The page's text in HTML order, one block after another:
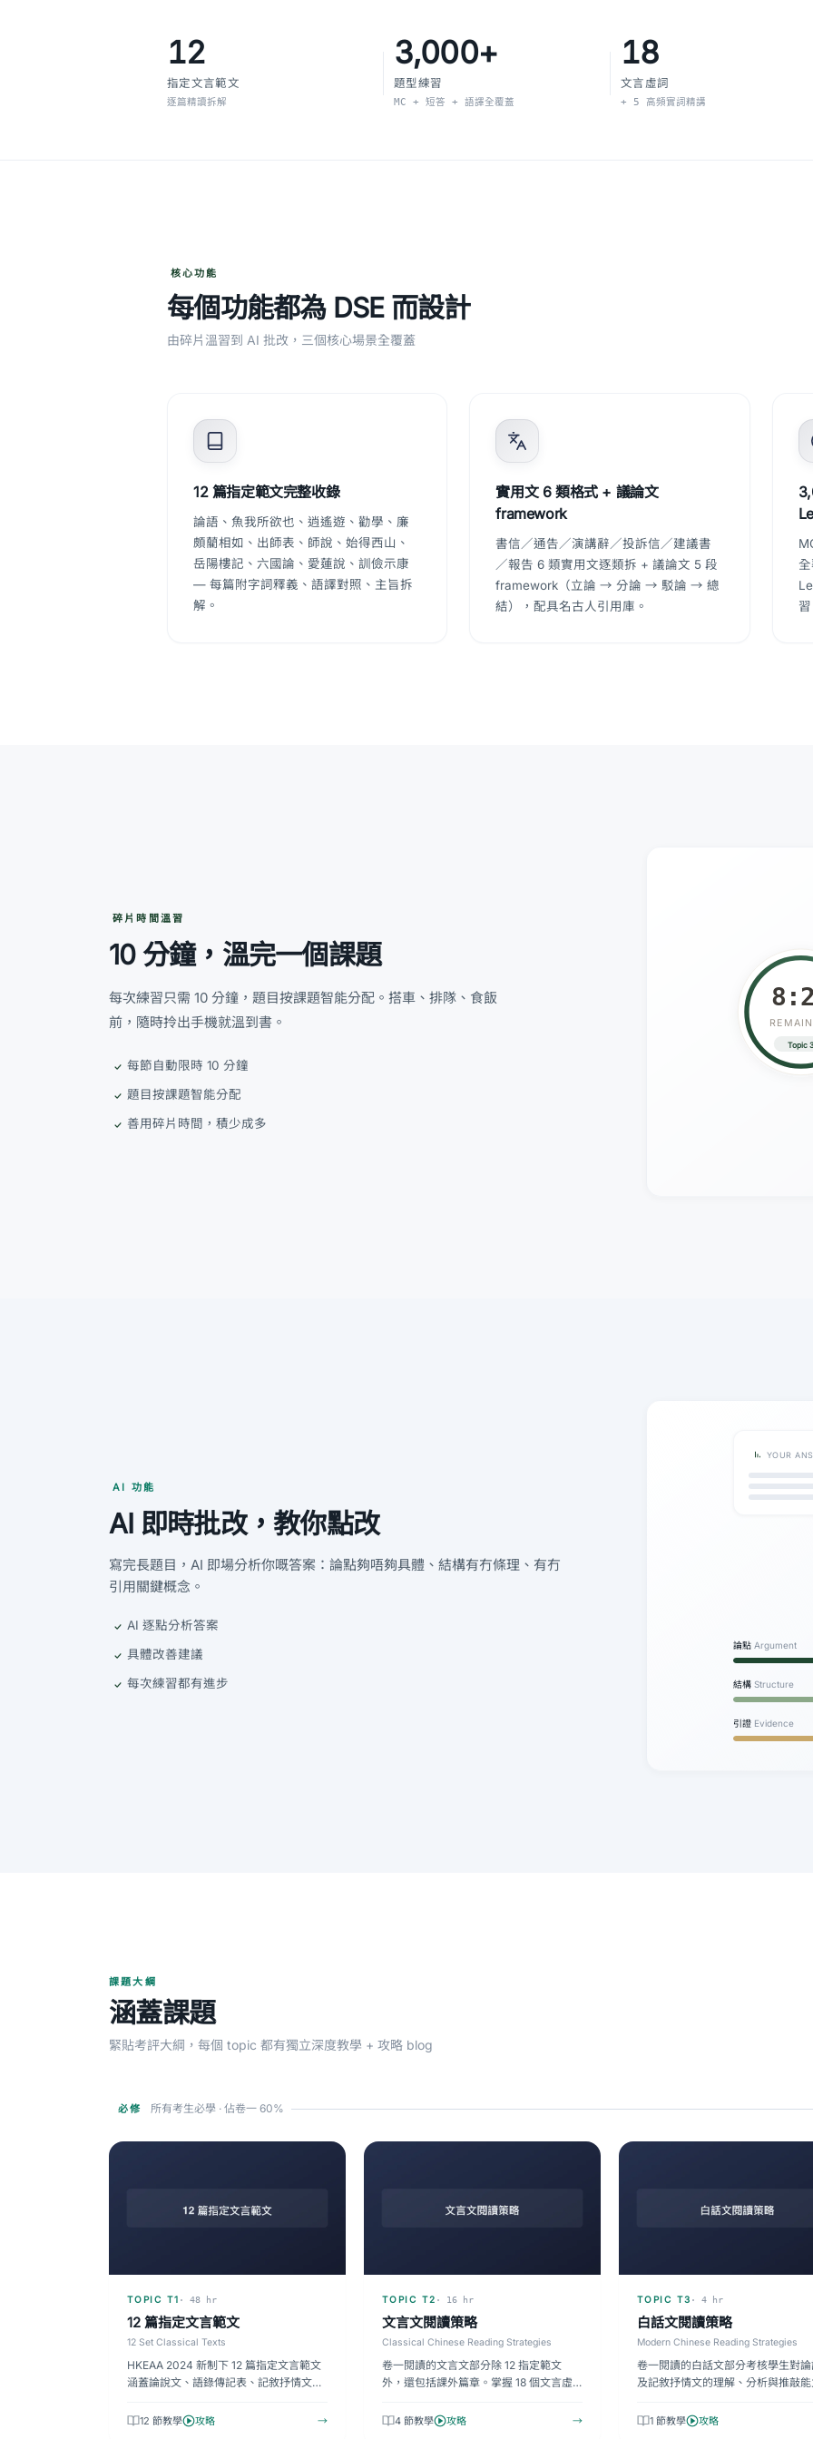
12
指定文言範文
逐篇精讀拆解
3,000+
題型練習
MC + 短答 + 語譯全覆蓋
18
文言虛詞
+ 5 高頻實詞精講
核心功能
每個功能都為 DSE 而設計
由碎片溫習到 AI 批改，三個核心場景全覆蓋
12 篇指定範文完整收錄
論語、魚我所欲也、逍遙遊、勸學、廉
頗藺相如、出師表、師說、始得西山、
岳陽樓記、六國論、愛蓮說、訓儉示康
— 每篇附字詞釋義、語譯對照、主旨拆
解。
實用文 6 類格式 + 議論文
framework
書信／通告／演講辭／投訴信／建議書
／報告 6 類實用文逐類拆 + 議論文 5 段
framework（立論 → 分論 → 駁論 → 總
結），配具名古人引用庫。
碎片時間溫習
10 分鐘，溫完一個課題
每次練習只需 10 分鐘，題目按課題智能分配。搭車、排隊、食飯
前，隨時拎出手機就溫到書。
每節自動限時 10 分鐘
題目按課題智能分配
善用碎片時間，積少成多
Topic
YOUR
論點 Argument
結構 Structure
引證 Evidence
AI 功能
AI 即時批改，教你點改
寫完長題目，AI 即場分析你嘅答案：論點夠唔夠具體、結構有冇條理、有冇
引用關鍵概念。
AI 逐點分析答案
具體改善建議
每次練習都有進步
課題大綱
涵蓋課題
緊貼考評大綱，每個 topic 都有獨立深度教學 + 攻略 blog
必修 所有考生必學 · 佔卷一 60%
TOPIC T1 · 48 hr
12 篇指定文言範文
12 Set Classical Texts
HKEAA 2024 新制下 12 篇指定文言範文
涵蓋論說文、語錄傳記表、記敘抒情文、
12 節教學 攻略 →
TOPIC T2 · 16 hr
文言文閱讀策略
Classical Chinese Reading Strategies
卷一閱讀的文言文部分除 12 指定範文
外，還包括課外篇章。掌握 18 個文言虛
方法，…
4 節教學 攻略 →
TOPIC T3 · 4 hr
白話文閱讀策略
Modern Chinese Reading Strategies
卷一閱讀的白話文部分考核學生對
及記敘抒情文的理解、分析與推敲
每類需不同解…
1 節教學 攻略